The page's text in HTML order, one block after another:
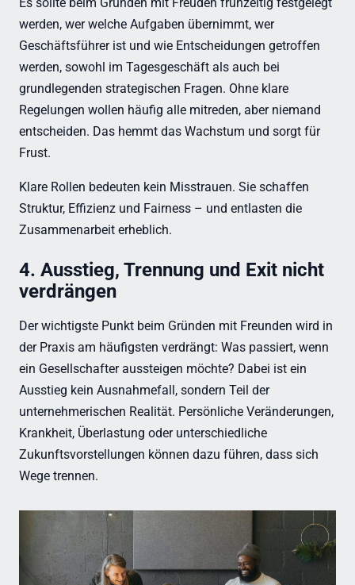
Es sollte beim Gründen mit Freuden frühzeitig festgelegt
werden, wer welche Aufgaben übernimmt, wer
Geschäftsführer ist und wie Entscheidungen getroffen
werden, sowohl im Tagesgeschäft als auch bei
grundlegenden strategischen Fragen. Ohne klare
Regelungen wollen häufig alle mitreden, aber niemand
entscheiden. Das hemmt das Wachstum und sorgt für
Frust.
Klare Rollen bedeuten kein Misstrauen. Sie schaffen
Struktur, Effizienz und Fairness – und entlasten die
Zusammenarbeit erheblich.
4. Ausstieg, Trennung und Exit nicht
verdrängen
Der wichtigste Punkt beim Gründen mit Freunden wird in
der Praxis am häufigsten verdrängt: Was passiert, wenn
ein Gesellschafter aussteigen möchte? Dabei ist ein
Ausstieg kein Ausnahmefall, sondern Teil der
unternehmerischen Realität. Persönliche Veränderungen,
Krankheit, Überlastung oder unterschiedliche
Zukunftsvorstellungen können dazu führen, dass sich
Wege trennen.